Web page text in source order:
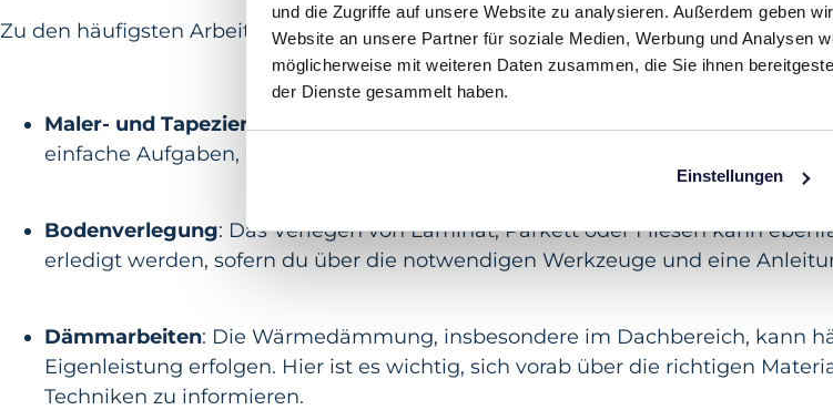
und die Zugriffe auf unsere Website zu analysieren. Außerdem geben
Website an unsere Partner für soziale Medien, Werbung und Analysen
möglicherweise mit weiteren Daten zusammen, die Sie ihnen
der Dienste gesammelt haben.
Einstellungen
Zu den häufigsten Arbeiten, die Bauherren in Eigenregie übernehmen, gehören:
Maler- und Tapezierarbeiten: Das Streichen von Wänden oder das Tapezieren
einfache Aufgaben, die keine Fachkenntnisse erfordern.
Bodenverlegung: Das Verlegen von Laminat, Parkett oder Fliesen kann
erledigt werden, sofern du über die notwendigen Werkzeuge und eine
Dämmarbeiten: Die Wärmedämmung, insbesondere im Dachbereich, kann
Eigenleistung erfolgen. Hier ist es wichtig, sich vorab über die richtigen
Techniken zu informieren.